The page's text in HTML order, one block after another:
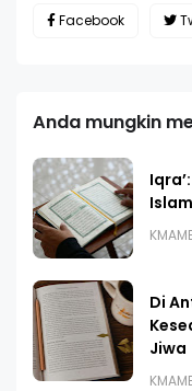
Facebook
Anda mungkin
Islam
Di
Jiwa